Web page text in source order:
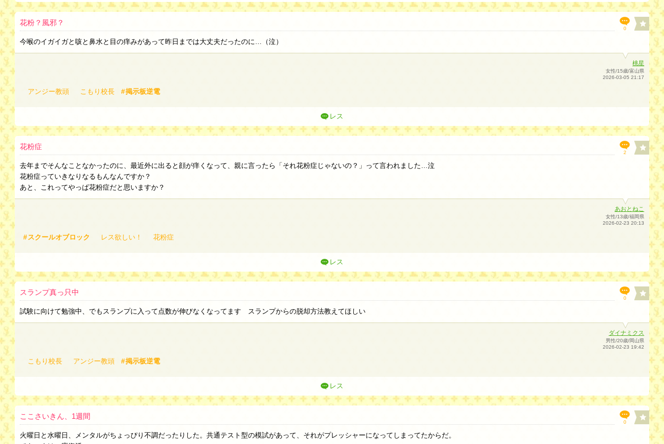
0
花粉？風邪？
今喉のイガイガと咳と鼻水と目の痒みがあって昨日までは大丈夫だったのに…（泣）
桃星
女性/15歳/富山県
2026-03-05 21:17
アンジー教頭 こもり校長 掲示板逆電
レス
2
花粉症
去年までそんなことなかったのに、最近外に出ると顔が痒くなって、親に言ったら「それ花粉症じゃないの？」って言われました…泣
花粉症っていきなりなるもんなんですか？
あと、これってやっぱ花粉症だと思いますか？
あおとねこ
女性/13歳/福岡県
2026-02-23 20:13
スクールオブロック レス欲しい！ 花粉症
レス
0
スランプ真っ只中
試験に向けて勉強中、でもスランプに入って点数が伸びなくなってます スランプからの脱却方法教えてほしい
ダイナミクス
男性/20歳/岡山県
2026-02-23 19:42
こもり校長 アンジー教頭 掲示板逆電
レス
0
ここさいきん、1週間
火曜日と水曜日、メンタルがちょっぴり不調だったりした。共通テスト型の模試があって、それがプレッシャーになってしまってたからだ。